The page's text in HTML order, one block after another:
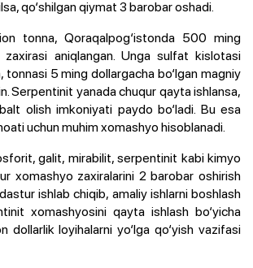
qo‘shilgan qiymat 3 barobar oshadi.
tonna, Qoraqalpog‘istonda 500 ming
aniqlangan. Unga sulfat kislotasi
tonnasi 5 ming dollargacha bo‘lgan magniy
Serpentinit yanada chuqur qayta ishlansa,
olish imkoniyati paydo bo‘ladi. Bu esa
uchun muhim xomashyo hisoblanadi.
galit, mirabilit, serpentinit kabi kimyo
xomashyo zaxiralarini 2 barobar oshirish
ishlab chiqib, amaliy ishlarni boshlash
xomashyosini qayta ishlash bo‘yicha
dollarlik loyihalarni yo‘lga qo‘yish vazifasi